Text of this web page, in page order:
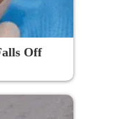
Off